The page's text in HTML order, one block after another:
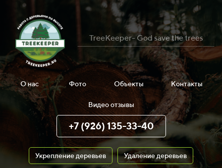
TreeKeeper- God save the trees
О нас Фото Объекты Контакты
Видео отзывы
+7 (926) 135-33-40
Укрепление деревьев Удаление деревьев